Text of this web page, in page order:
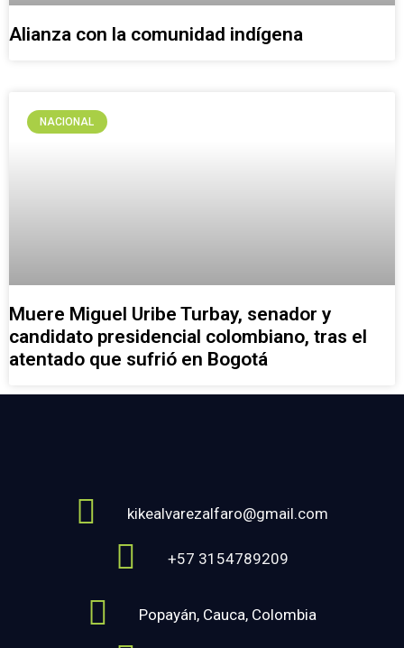
Alianza con la comunidad indígena
NACIONAL
Muere Miguel Uribe Turbay, senador y
candidato presidencial colombiano, tras el
atentado que sufrió en Bogotá
kikealvarezalfaro@gmail.com
+57 3154789209
Popayán, Cauca, Colombia